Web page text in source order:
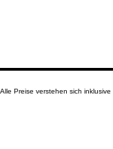
Alle Preise verstehen sich